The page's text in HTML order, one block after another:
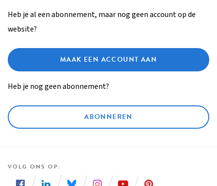
Heb je al een abonnement, maar nog geen account op de
website?
MAAK EEN ACCOUNT AAN
Heb je nog geen abonnement?
ABONNEREN
VOLG ONS OP